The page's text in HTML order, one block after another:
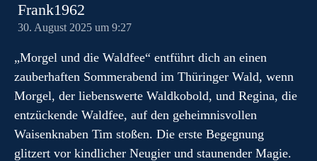
Frank1962
30. August 2025 um 9:27
„Morgel und die Waldfee“ entführt dich an einen
zauberhaften Sommerabend im Thüringer Wald, wenn
Morgel, der liebenswerte Waldkobold, und Regina, die
entzückende Waldfee, auf den geheimnisvollen
Waisenknaben Tim stoßen. Die erste Begegnung
glitzert vor kindlicher Neugier und staunender Magie.